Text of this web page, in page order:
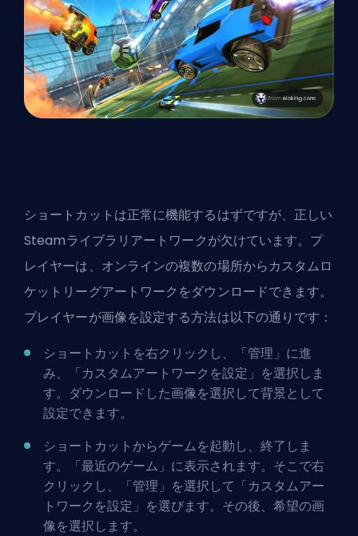
ショートカットは正常に機能するはずですが、正しい
Steamライブラリアートワークが欠けています。プ
レイヤーは、オンラインの複数の場所からカスタムロ
ケットリーグアートワークをダウンロードできます。
プレイヤーが画像を設定する方法は以下の通りです：
ショートカットを右クリックし、「管理」に進
み、「カスタムアートワークを設定」を選択しま
す。ダウンロードした画像を選択して背景として
設定できます。
ショートカットからゲームを起動し、終了しま
す。「最近のゲーム」に表示されます。そこで右
クリックし、「管理」を選択して「カスタムアー
トワークを設定」を選びます。その後、希望の画
像を選択します。